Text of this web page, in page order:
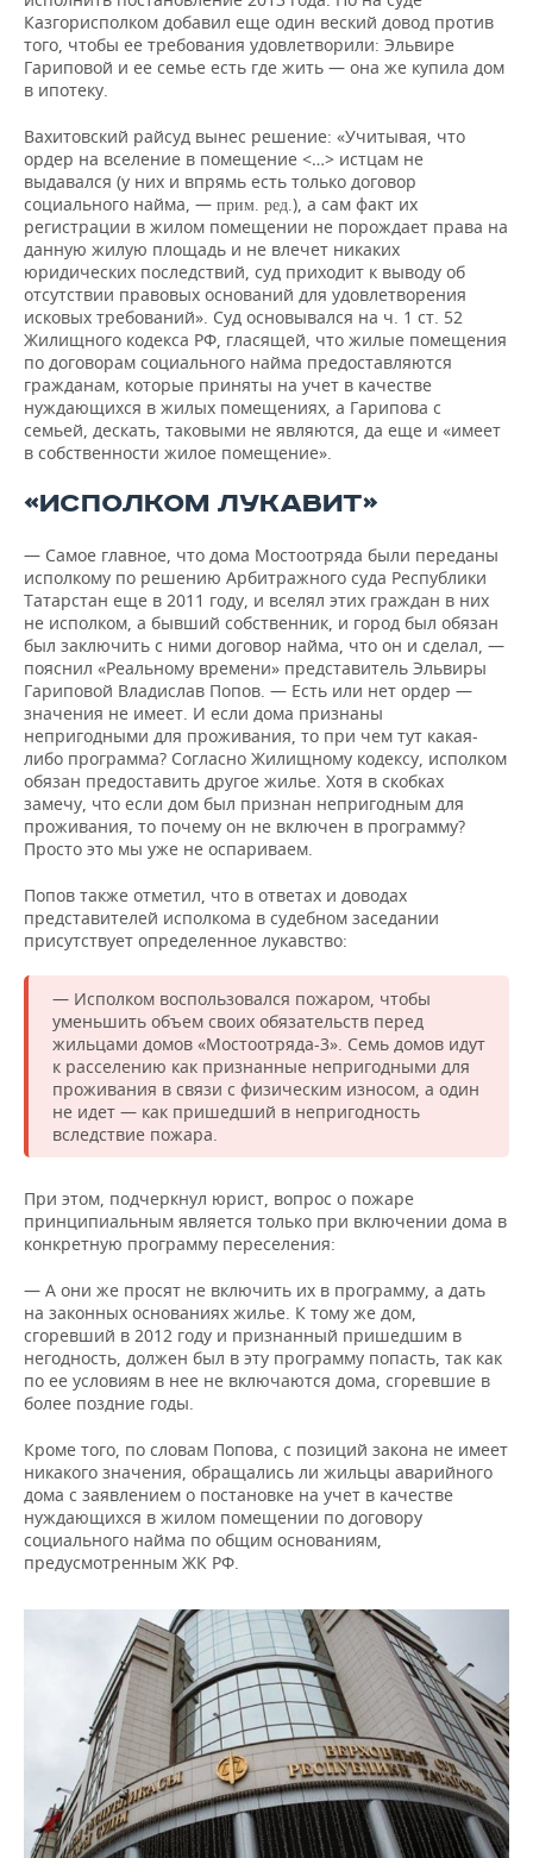
Казгорисполком добавил еще один веский довод против
того, чтобы ее требования удовлетворили: Эльвире
Гариповой и ее семье есть где жить — она же купила дом
в ипотеку.
Вахитовский райсуд вынес решение: «Учитывая, что
ордер на вселение в помещение <…> истцам не
выдавался (у них и впрямь есть только договор
социального найма, — прим. ред.), а сам факт их
регистрации в жилом помещении не порождает права на
данную жилую площадь и не влечет никаких
юридических последствий, суд приходит к выводу об
отсутствии правовых оснований для удовлетворения
исковых требований». Суд основывался на ч. 1 ст. 52
Жилищного кодекса РФ, гласящей, что жилые помещения
по договорам социального найма предоставляются
гражданам, которые приняты на учет в качестве
нуждающихся в жилых помещениях, а Гарипова с
семьей, дескать, таковыми не являются, да еще и «имеет
в собственности жилое помещение».
«ИСПОЛКОМ ЛУКАВИТ»
— Самое главное, что дома Мостоотряда были переданы
исполкому по решению Арбитражного суда Республики
Татарстан еще в 2011 году, и вселял этих граждан в них
не исполком, а бывший собственник, и город был обязан
был заключить с ними договор найма, что он и сделал, —
пояснил «Реальному времени» представитель Эльвиры
Гариповой Владислав Попов. — Есть или нет ордер —
значения не имеет. И если дома признаны
непригодными для проживания, то при чем тут какая-
либо программа? Согласно Жилищному кодексу, исполком
обязан предоставить другое жилье. Хотя в скобках
замечу, что если дом был признан непригодным для
проживания, то почему он не включен в программу?
Просто это мы уже не оспариваем.
Попов также отметил, что в ответах и доводах
представителей исполкома в судебном заседании
присутствует определенное лукавство:
— Исполком воспользовался пожаром, чтобы
уменьшить объем своих обязательств перед
жильцами домов «Мостоотряда-3». Семь домов идут
к расселению как признанные непригодными для
проживания в связи с физическим износом, а один
не идет — как пришедший в непригодность
вследствие пожара.
При этом, подчеркнул юрист, вопрос о пожаре
принципиальным является только при включении дома в
конкретную программу переселения:
— А они же просят не включить их в программу, а дать
на законных основаниях жилье. К тому же дом,
сгоревший в 2012 году и признанный пришедшим в
негодность, должен был в эту программу попасть, так как
по ее условиям в нее не включаются дома, сгоревшие в
более поздние годы.
Кроме того, по словам Попова, с позиций закона не имеет
никакого значения, обращались ли жильцы аварийного
дома с заявлением о постановке на учет в качестве
нуждающихся в жилом помещении по договору
социального найма по общим основаниям,
предусмотренным ЖК РФ.